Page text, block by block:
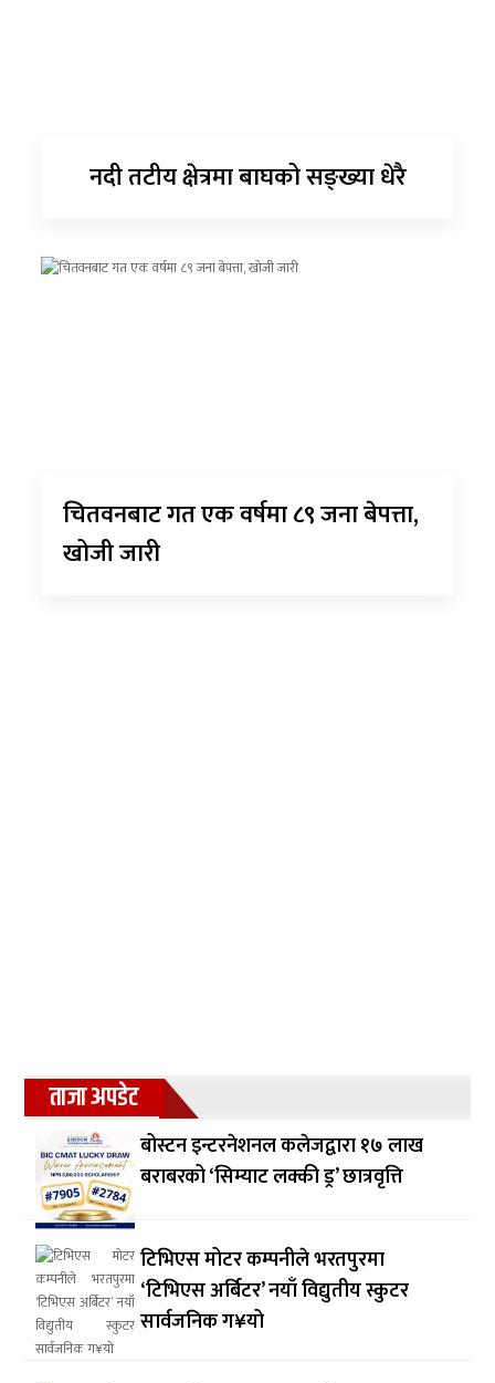
नदी तटीय क्षेत्रमा बाघको सङ्ख्या धेरै
चितवनबाट गत एक वर्षमा ८९ जना बेपत्ता,
खोजी जारी
ताजा अपडेट
बोस्टन इन्टरनेशनल कलेजद्वारा १७ लाख
बराबरको ‘सिम्याट लक्की ड्र’ छात्रवृत्ति
टिभिएस मोटर कम्पनीले भरतपुरमा
‘टिभिएस अर्बिटर’ नयाँ विद्युतीय स्कुटर
सार्वजनिक ग¥यो